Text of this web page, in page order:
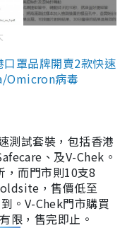
罩品牌開賣2款快速
Omicron病毒
測試套裝，包括香港
、及V-Chek。
，而門市則10支8
，售價低至
。V-Chek門市購買
限，售完即止。